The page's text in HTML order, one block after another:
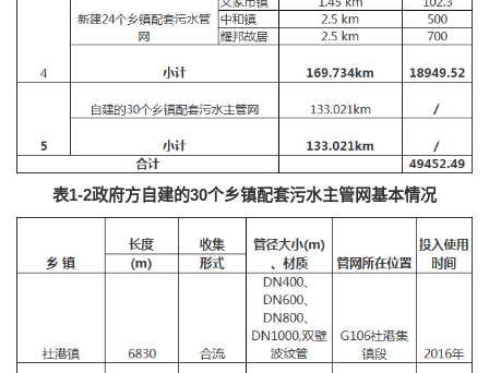
表1-2政府方自建的30个乡镇配套污水主管网基本情况